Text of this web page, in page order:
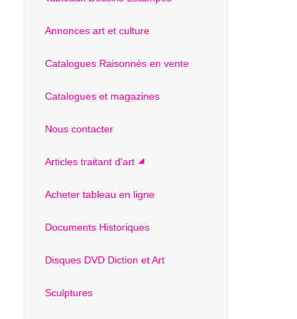
Annonces art et culture
Catalogues Raisonnés en vente
Catalogues et magazines
Nous contacter
Articles traitant d'art
Acheter tableau en ligne
Documents Historiques
Disques DVD Diction et Art
Sculptures